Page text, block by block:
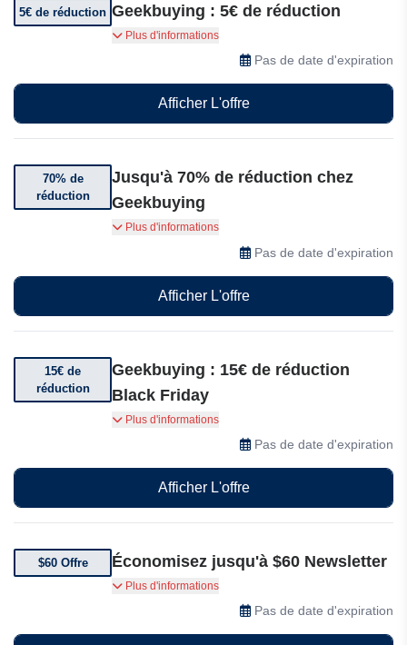
5€ de réduction Geekbuying : 5€ de réduction
Bénéficiez de 5€ de réduction dès 50€ d'achat
Plus d'informations
Pas de date d'expiration
Afficher L'offre
70% de
réduction
Jusqu'à 70% de réduction chez
Geekbuying
Bénéficiez de jusqu'à 70% de réduction sur une
sélection d'articles Geekbuying.
Plus d'informations
Pas de date d'expiration
Afficher L'offre
15€ de
réduction
Geekbuying : 15€ de réduction
Black Friday
Bénéficiez de 15€ de réduction dès 150€ d'achat
Plus d'informations
Pas de date d'expiration
Afficher L'offre
$60 Offre Économisez jusqu'à $60 Newsletter
Économisez jusqu'à 60$ + 3 pièces 3$
Plus d'informations
Pas de date d'expiration